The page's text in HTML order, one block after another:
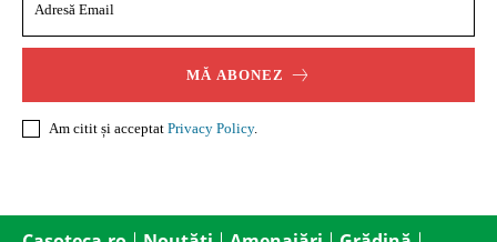
MĂ ABONEZ
Am citit și acceptat Privacy Policy.